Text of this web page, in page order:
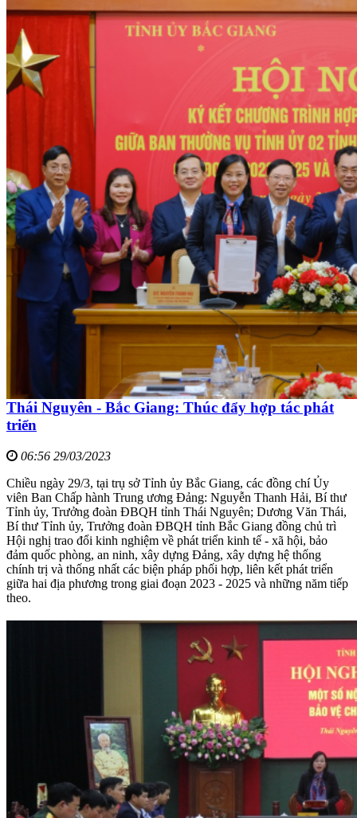
Thái Nguyên - Bắc Giang: Thúc đẩy hợp tác phát
triển
06:56 29/03/2023
Chiều ngày 29/3, tại trụ sở Tỉnh ủy Bắc Giang, các đồng chí Ủy
viên Ban Chấp hành Trung ương Đảng: Nguyễn Thanh Hải, Bí thư
Tỉnh ủy, Trưởng đoàn ĐBQH tỉnh Thái Nguyên; Dương Văn Thái,
Bí thư Tỉnh ủy, Trưởng đoàn ĐBQH tỉnh Bắc Giang đồng chủ trì
Hội nghị trao đổi kinh nghiệm về phát triển kinh tế - xã hội, bảo
đảm quốc phòng, an ninh, xây dựng Đảng, xây dựng hệ thống
chính trị và thống nhất các biện pháp phối hợp, liên kết phát triển
giữa hai địa phương trong giai đoạn 2023 - 2025 và những năm tiếp
theo.